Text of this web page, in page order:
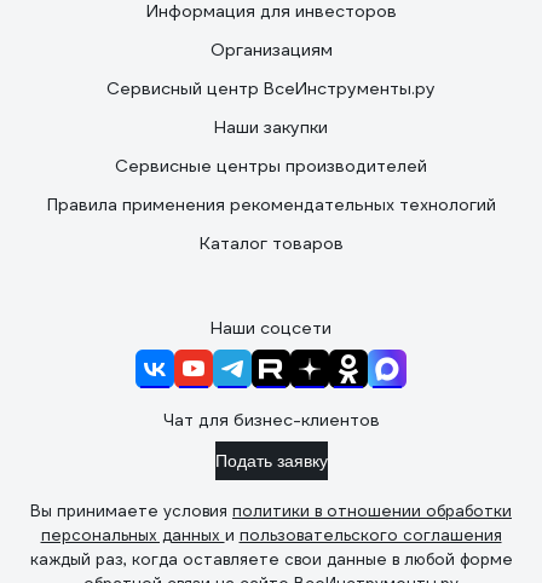
Информация для инвесторов
Организациям
Сервисный центр ВсеИнструменты.ру
Наши закупки
Сервисные центры производителей
Правила применения рекомендательных технологий
Каталог товаров
Наши соцсети
Чат для бизнес-клиентов
Подать заявку
Вы принимаете условия политики в отношении обработки
персональных данных и пользовательского соглашения
каждый раз, когда оставляете свои данные в любой форме